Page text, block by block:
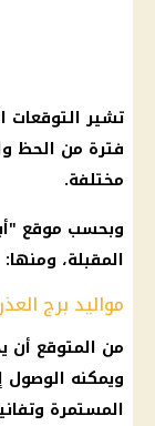
تشيرالتوقعات
فترة من الحظ
مختلفة.
وبحسب موقع "
المقبلة، ومنها:
مواليد برج
من المتوقع أن
ويمكنه
المستمرة